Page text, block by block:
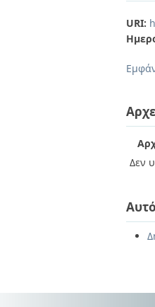
URI:
Δεν